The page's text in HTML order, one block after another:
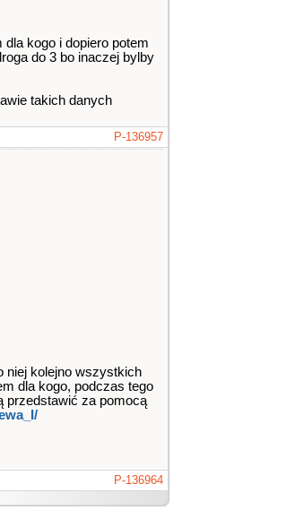
kogo i dopiero potem
do 3 bo inaczej bylby
takich danych
P-136957
niej kolejno wszystkich
dla kogo, podczas tego
przedstawić za pomocą
P-136964